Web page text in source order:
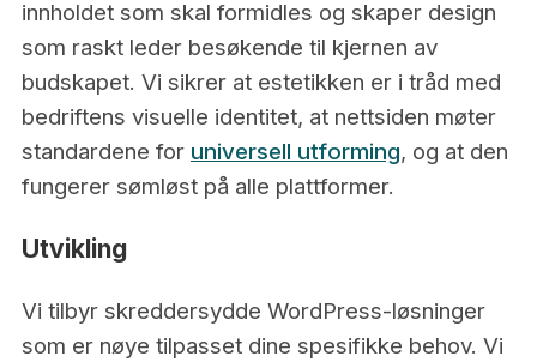
innholdet som skal formidles og skaper design
som raskt leder besøkende til kjernen av
budskapet. Vi sikrer at estetikken er i tråd med
bedriftens visuelle identitet, at nettsiden møter
standardene for universell utforming, og at den
fungerer sømløst på alle plattformer.
Utvikling
Vi tilbyr skreddersydde WordPress-løsninger
som er nøye tilpasset dine spesifikke behov. Vi